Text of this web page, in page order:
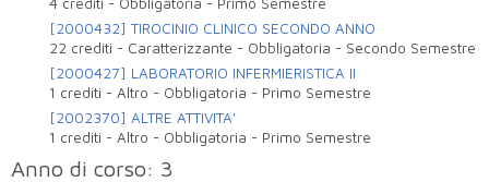
[2000432] TIROCINIO CLINICO SECONDO ANNO
22 crediti - Caratterizzante - Obbligatoria - Secondo Semestre
[2000427] LABORATORIO INFERMIERISTICA II
1 crediti -Altro - Obbligatoria - Primo Semestre
[2002370] ALTRE ATTIVITA'
1 crediti -Altro - Obbligatoria - Primo Semestre
Anno di corso: 3